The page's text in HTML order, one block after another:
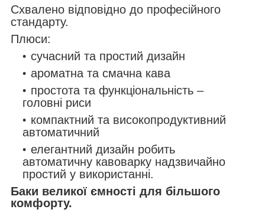
Схвалено відповідно до професійного
стандарту.
Плюси:
сучасний та простий дизайн
ароматна та смачна кава
простота та функціональність –
головні риси
компактний та високопродуктивний
автоматичний
елегантний дизайн робить
автоматичну кавоварку надзвичайно
простий у використанні.
Баки великої ємності для більшого
комфорту.